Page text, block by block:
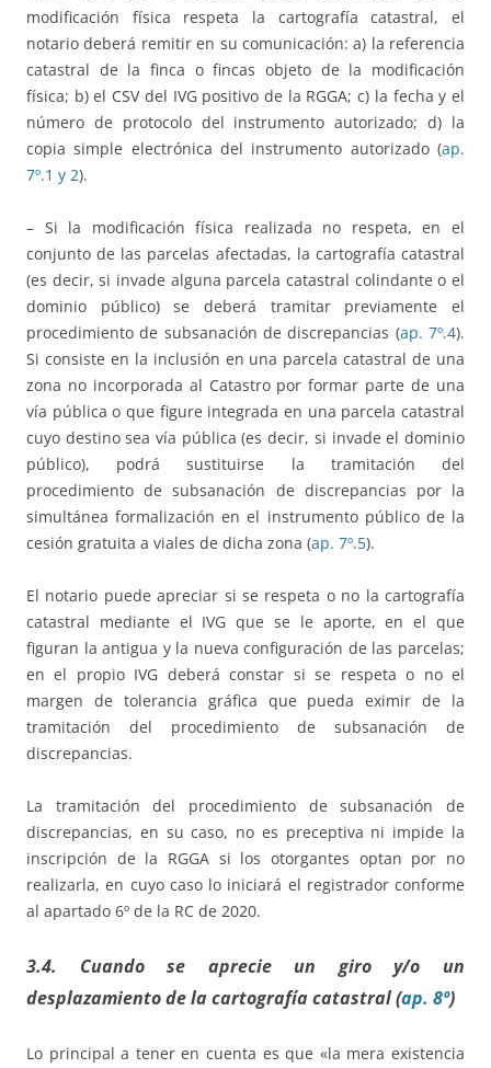
modificación física respeta la cartografía catastral, el
notario deberá remitir en su comunicación: a) la referencia
catastral de la finca o fincas objeto de la modificación
física; b) el CSV del IVG positivo de la RGGA; c) la fecha y el
número de protocolo del instrumento autorizado; d) la
copia simple electrónica del instrumento autorizado (ap.
7º.1 y 2).
– Si la modificación física realizada no respeta, en el
conjunto de las parcelas afectadas, la cartografía catastral
(es decir, si invade alguna parcela catastral colindante o el
dominio público) se deberá tramitar previamente el
procedimiento de subsanación de discrepancias (ap. 7º.4).
Si consiste en la inclusión en una parcela catastral de una
zona no incorporada al Catastro por formar parte de una
vía pública o que figure integrada en una parcela catastral
cuyo destino sea vía pública (es decir, si invade el dominio
público), podrá sustituirse la tramitación del
procedimiento de subsanación de discrepancias por la
simultánea formalización en el instrumento público de la
cesión gratuita a viales de dicha zona (ap. 7º.5).
El notario puede apreciar si se respeta o no la cartografía
catastral mediante el IVG que se le aporte, en el que
figuran la antigua y la nueva configuración de las parcelas;
en el propio IVG deberá constar si se respeta o no el
margen de tolerancia gráfica que pueda eximir de la
tramitación del procedimiento de subsanación de
discrepancias.
La tramitación del procedimiento de subsanación de
discrepancias, en su caso, no es preceptiva ni impide la
inscripción de la RGGA si los otorgantes optan por no
realizarla, en cuyo caso lo iniciará el registrador conforme
al apartado 6º de la RC de 2020.
3.4. Cuando se aprecie un giro y/o un
desplazamiento de la cartografía catastral (ap. 8º)
Lo principal a tener en cuenta es que «la mera existencia